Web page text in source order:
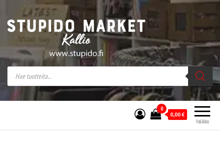
Stupido Market – verkossa ja kivijalassa
Stupido Market on vaihtoehtomusaan
erikoistunut verkko- sekä
kivijalkakauppa Helsingissä Kallion
sydämessä.
Valikko
0
0,00€